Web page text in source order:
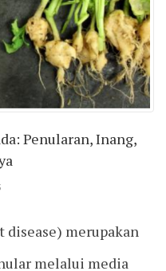
Penularan, Inang,
disease) merupakan
melalui media